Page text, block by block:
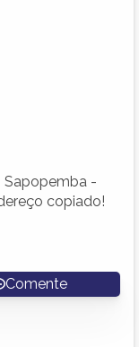
Sapopemba -
copiado!
Comente